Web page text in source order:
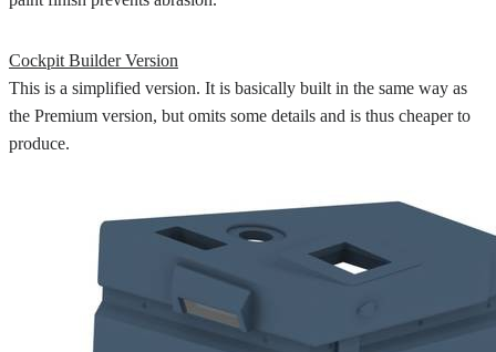
Cockpit Builder Version
This is a simplified version. It is basically built in the same way as
the Premium version, but omits some details and is thus cheaper to
produce.